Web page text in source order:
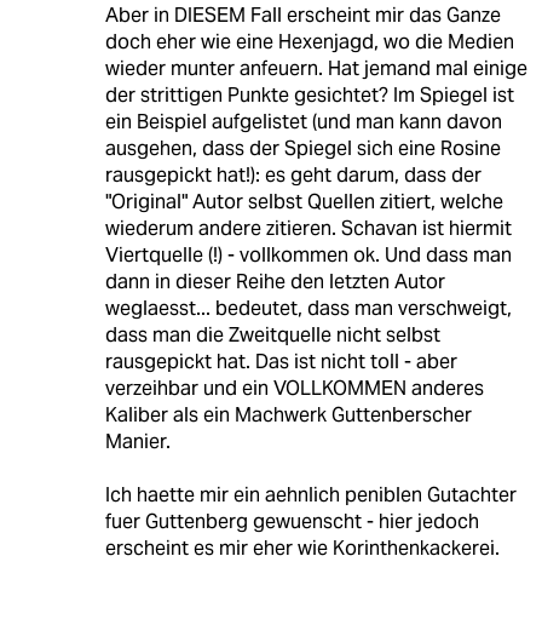
Aber in DIESEM Fall erscheint mir das Ganze
doch eher wie eine Hexenjagd, wo die Medien
wieder munter anfeuern. Hat jemand mal einige
der strittigen Punkte gesichtet? Im Spiegel ist
ein Beispiel aufgelistet (und man kann davon
ausgehen, dass der Spiegel sich eine Rosine
rausgepickt hat!): es geht darum, dass der
"Original" Autor selbst Quellen zitiert, welche
wiederum andere zitieren. Schavan ist hiermit
Viertquelle (!) - vollkommen ok. Und dass man
dann in dieser Reihe den letzten Autor
weglaesst... bedeutet, dass man verschweigt,
dass man die Zweitquelle nicht selbst
rausgepickt hat. Das ist nicht toll - aber
verzeihbar und ein VOLLKOMMEN anderes
Kaliber als ein Machwerk Guttenberscher
Manier.
Ich haette mir ein aehnlich peniblen Gutachter
fuer Guttenberg gewuenscht - hier jedoch
erscheint es mir eher wie Korinthenkackerei.